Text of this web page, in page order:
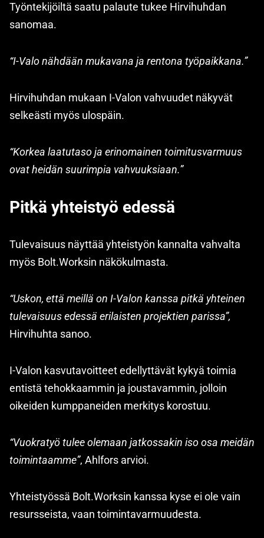
Työntekijöiltä saatu palaute tukee Hirvihuhdan
sanomaa.
“I-Valo nähdään mukavana ja rentona työpaikkana.”
Hirvihuhdan mukaan I-Valon vahvuudet näkyvät
selkeästi myös ulospäin.
“Korkea laatutaso ja erinomainen toimitusvarmuus
ovat heidän suurimpia vahvuuksiaan.”
Pitkä yhteistyö edessä
Tulevaisuus näyttää yhteistyön kannalta vahvalta
myös Bolt.Worksin näkökulmasta.
“Uskon, että meillä on I-Valon kanssa pitkä yhteinen
tulevaisuus edessä erilaisten projektien parissa”,
Hirvihuhta sanoo.
I-Valon kasvutavoitteet edellyttävät kykyä toimia
entistä tehokkaammin ja joustavammin, jolloin
oikeiden kumppaneiden merkitys korostuu.
“Vuokratyö tulee olemaan jatkossakin iso osa meidän
toimintaamme”, Ahlfors arvioi.
Yhteistyössä Bolt.Worksin kanssa kyse ei ole vain
resursseista, vaan toimintavarmuudesta.